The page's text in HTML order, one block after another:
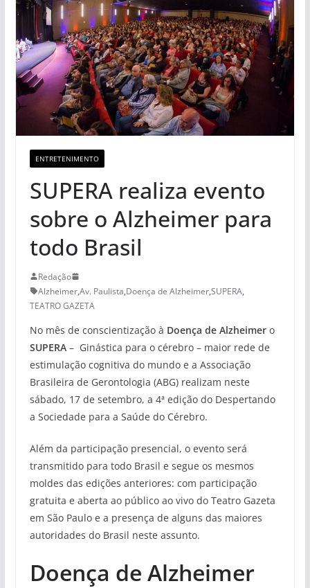
ENTRETENIMENTO
SUPERA realiza evento
sobre o Alzheimer para
todo Brasil
Redação
Alzheimer,Av. Paulista,Doença de Alzheimer,SUPERA,
TEATRO GAZETA
No mês de conscientização à Doença de Alzheimero
SUPERA– Ginástica para o cérebro – maior rede de
estimulação cognitiva do mundo e a Associação
Brasileira de Gerontologia (ABG) realizam neste
sábado, 17 de setembro, a 4ª edição do Despertando
a Sociedade para a Saúde do Cérebro.
Além da participação presencial, o evento será
transmitido para todo Brasil e segue os mesmos
moldes das edições anteriores: com participação
gratuita e aberta ao público ao vivo do Teatro Gazeta
em São Paulo e a presença de alguns das maiores
autoridades do Brasil neste assunto.
Doença de Alzheimer